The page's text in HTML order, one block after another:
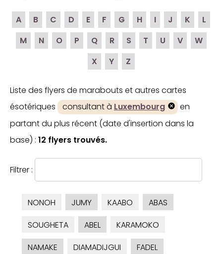
A B C D E F G H I J K
L
M
N O P Q R S T U V
W
X
Y Z
Liste des flyers de marabouts et autres cartes
ésotériques
consultant à Luxembourg
en
partant du plus récent (date d'insertion dans la
base) : 12 flyers trouvés.
Filtrer :
NONOH JUMY KAABO
ABAS
SOUGHETA
ABEL
KARAMOKO
NAMAKE
DIAMADIJGUI
FADEL